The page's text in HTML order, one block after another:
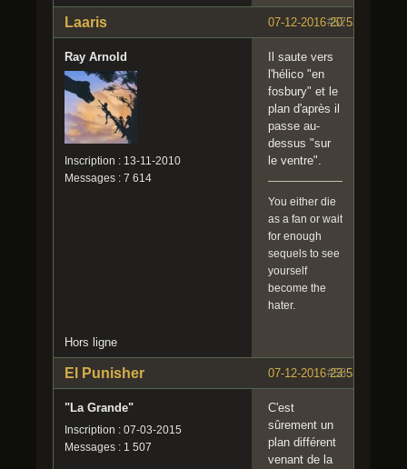
#57
07-12-2016 20:53:17
Laaris
Ray Arnold
Inscription : 13-11-2010
Messages : 7 614
Il saute vers
l'hélico "en
fosbury" et le
plan d'après il
passe au-
dessus "sur
le ventre".
You either die
as a fan or wait
for enough
sequels to see
yourself
become the
hater.
Hors ligne
#58
07-12-2016 23:53:59
El Punisher
"La Grande"
Inscription : 07-03-2015
Messages : 1 507
C'est
sûrement un
plan différent
venant de la